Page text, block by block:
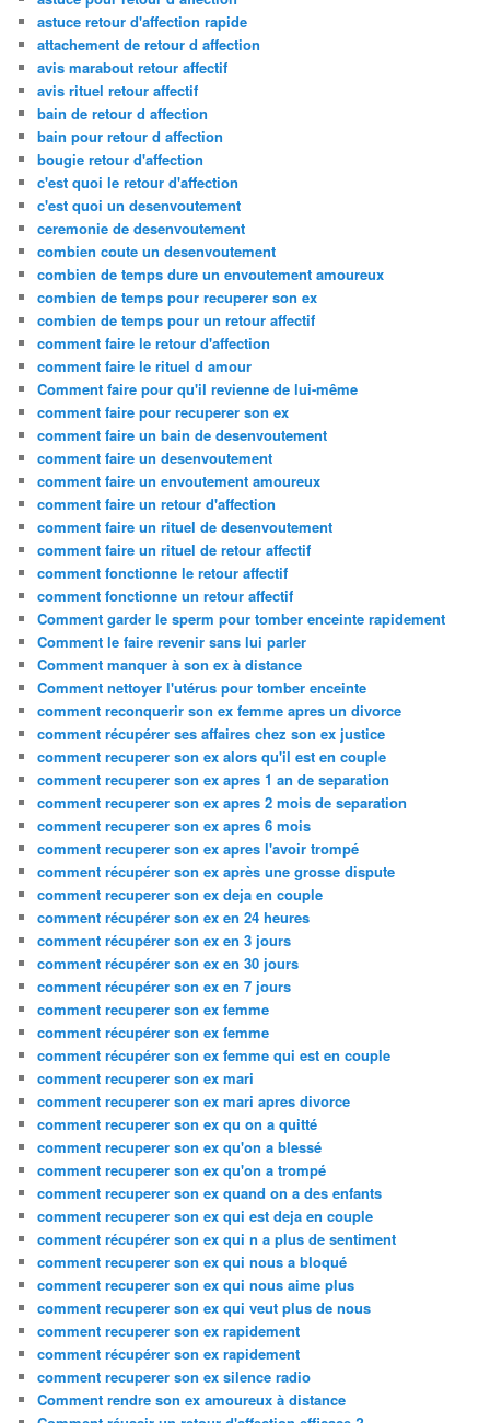
astuce retour d'affection rapide
attachement de retour d affection
avis marabout retour affectif
avis rituel retour affectif
bain de retour d affection
bain pour retour d affection
bougie retour d'affection
c'est quoi le retour d'affection
c'est quoi un desenvoutement
ceremonie de desenvoutement
combien coute un desenvoutement
combien de temps dure un envoutement amoureux
combien de temps pour recuperer son ex
combien de temps pour un retour affectif
comment faire le retour d'affection
comment faire le rituel d amour
Comment faire pour qu'il revienne de lui-même
comment faire pour recuperer son ex
comment faire un bain de desenvoutement
comment faire un desenvoutement
comment faire un envoutement amoureux
comment faire un retour d'affection
comment faire un rituel de desenvoutement
comment faire un rituel de retour affectif
comment fonctionne le retour affectif
comment fonctionne un retour affectif
Comment garder le sperm pour tomber enceinte rapidement
Comment le faire revenir sans lui parler
Comment manquer à son ex à distance
Comment nettoyer l'utérus pour tomber enceinte
comment reconquerir son ex femme apres un divorce
comment récupérer ses affaires chez son ex justice
comment recuperer son ex alors qu'il est en couple
comment recuperer son ex apres 1 an de separation
comment recuperer son ex apres 2 mois de separation
comment recuperer son ex apres 6 mois
comment recuperer son ex apres l'avoir trompé
comment récupérer son ex après une grosse dispute
comment recuperer son ex deja en couple
comment récupérer son ex en 24 heures
comment récupérer son ex en 3 jours
comment récupérer son ex en 30 jours
comment récupérer son ex en 7 jours
comment recuperer son ex femme
comment récupérer son ex femme
comment récupérer son ex femme qui est en couple
comment recuperer son ex mari
comment recuperer son ex mari apres divorce
comment recuperer son ex qu on a quitté
comment recuperer son ex qu'on a blessé
comment recuperer son ex qu'on a trompé
comment recuperer son ex quand on a des enfants
comment recuperer son ex qui est deja en couple
comment récupérer son ex qui n a plus de sentiment
comment recuperer son ex qui nous a bloqué
comment recuperer son ex qui nous aime plus
comment recuperer son ex qui veut plus de nous
comment recuperer son ex rapidement
comment récupérer son ex rapidement
comment recuperer son ex silence radio
Comment rendre son ex amoureux à distance